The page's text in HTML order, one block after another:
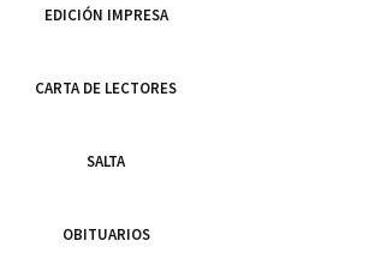
EDICIÓN IMPRESA
CARTA DE LECTORES
SALTA
OBITUARIOS